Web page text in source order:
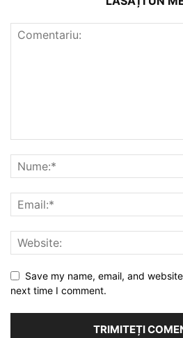
Save my name, email, and
next time I comment.